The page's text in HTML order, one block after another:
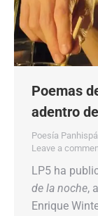
Poemas
adentro
Poesía
Leave a
LP5 ha
de la noche,
Enrique